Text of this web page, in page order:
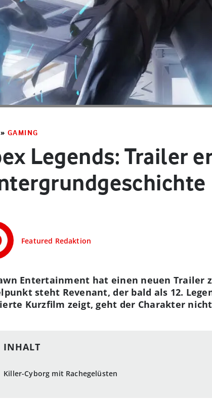
» GAMING
Legends: Trailer
Featured Redaktion
Killer-Cyborg mit Rachegelüsten
Entertainment hat einen neuen Trailer
steht Revenant, der bald als 12.
Kurzfilm zeigt, geht der Charakter